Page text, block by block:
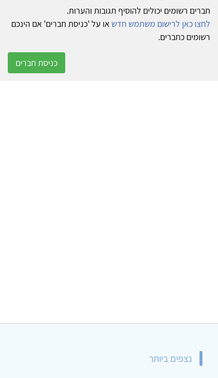
חברים רשומים יכולים להוסיף תגובות והערות.
לחצו כאן לרישום משתמש חדש או על 'כניסת חברים' אם הינכם
רשומים כחברים.
כניסת חברים
נצפים ביותר